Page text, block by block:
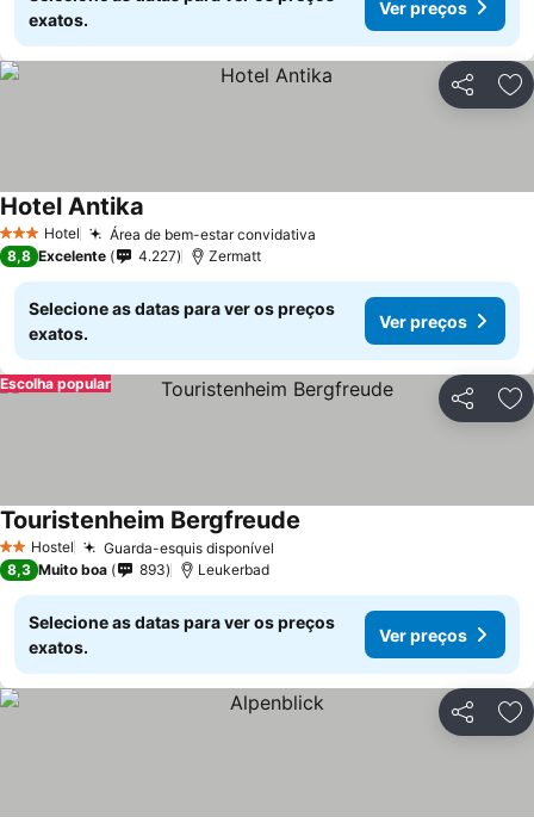
exatos.
Ver preços
Partilhar
3 EstrelasHotel Área de bem-estar convidativa
Hotel Antika
8,8 Excelente 4.227 Zermatt
Selecione as datas para ver os preços
exatos.
Ver preços
Partilhar
Escolha popular
2 Estrelas
Hostel Guarda-esquis disponível
Touristenheim Bergfreude
8,3 Muito boa 893 Leukerbad
Selecione as datas para ver os preços
exatos.
Ver preços
Partilhar